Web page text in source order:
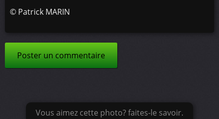
© Patrick MARIN
Poster un commentaire
Vous aimez cette photo? faites-le savoir.